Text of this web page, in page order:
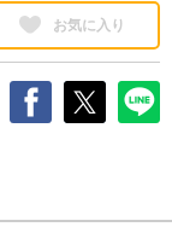
お気に入り